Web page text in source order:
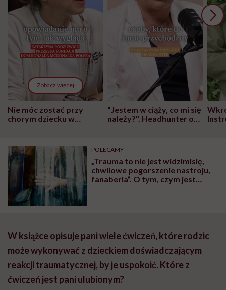
Zobacz więcej
Nie móc zostać przy
chorym dziecku w
może chyba tylko
głupota i brak
wyobraźni"
"Jestem w ciąży, co mi się
należy?". Headhunter o
pracy
POLECAMY
„Trauma to nie jest widzimisię,
chwilowe pogorszenie nastroju,
fanaberia”. O tym, czym jest
W książce opisuje pani wiele ćwiczeń, które rodzic
może wykonywać z dzieckiem doświadczającym
reakcji traumatycznej, by je uspokoić. Które z
ćwiczeń jest pani ulubionym?